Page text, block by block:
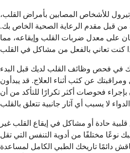
للأشخاص المصابين بأمراض القلب،
من قبل مقدم الرعاية الصحية الخاص بك.
على معدل ضربات القلب وإيقاعه، مما
في فحص وظائف القلب لديك قبل البدء
عن كثب أثناء العلاج. قد يبدأون
فحوصات أكثر تكرارًا للتأكد من أن
حادة أو مشاكل في إيقاع القلب غير
نوعًا مختلفًا من أدوية التنفس التي تقل
دائمًا تاريخك الطبي الكامل لمساعدة